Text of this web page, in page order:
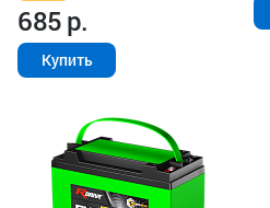
685р.
Купить